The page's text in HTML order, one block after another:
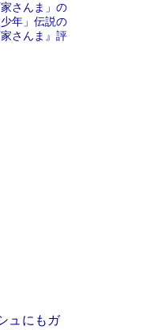
さんま」の
年」伝説の
さんま』評
語に幕 特装
ュにもガ